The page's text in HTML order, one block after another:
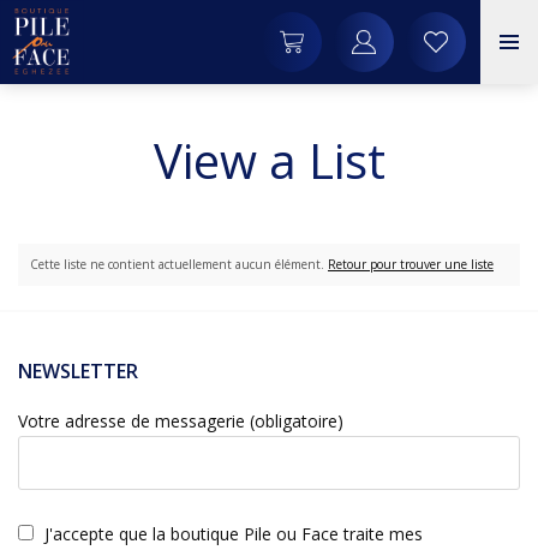
View a List
Cette liste ne contient actuellement aucun élément. Retour pour trouver une liste
NEWSLETTER
Votre adresse de messagerie (obligatoire)
J'accepte que la boutique Pile ou Face traite mes